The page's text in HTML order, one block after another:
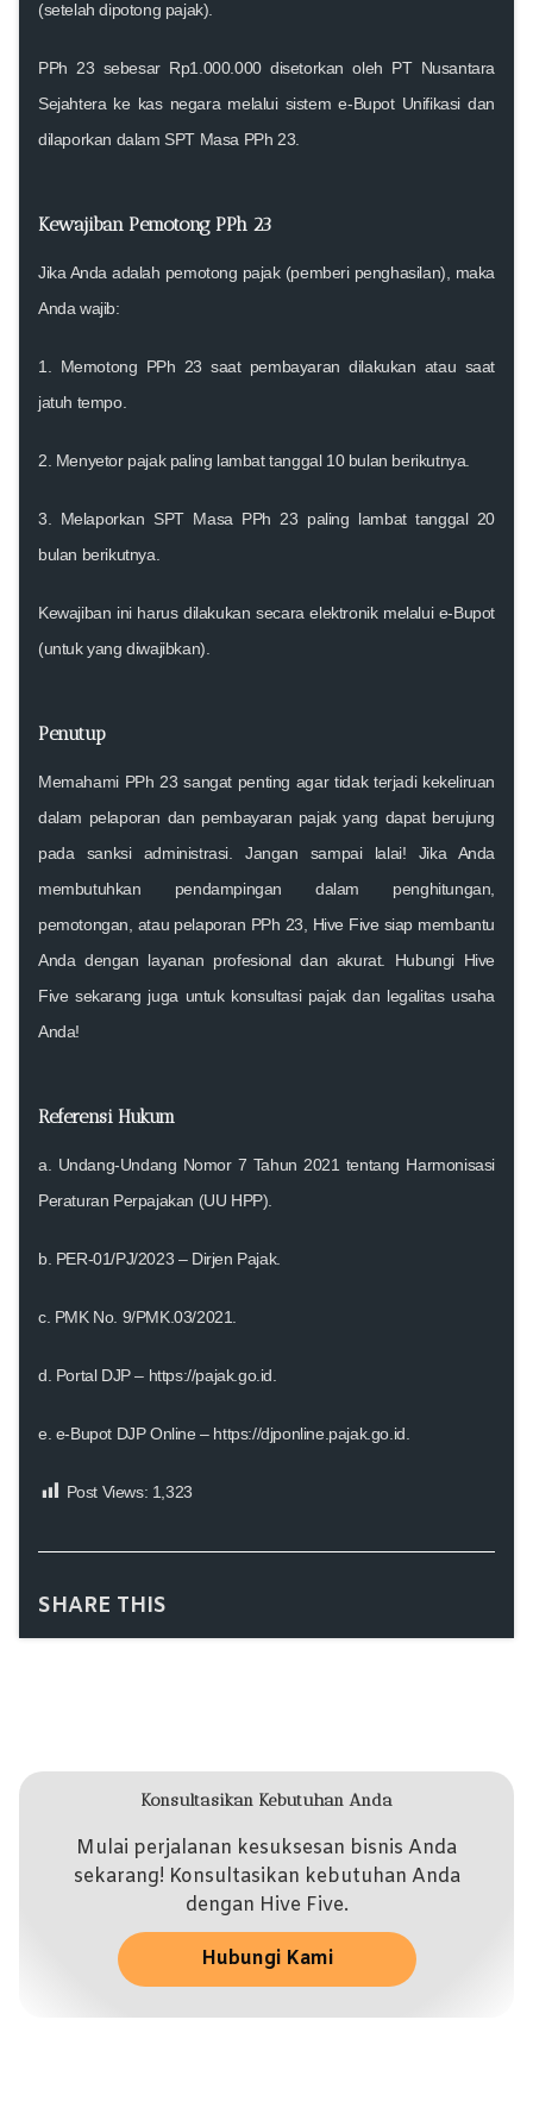
(setelah dipotong pajak).
PPh 23 sebesar Rp1.000.000 disetorkan oleh PT Nusantara
Sejahtera ke kas negara melalui sisteme-Bupot Unifikasi dan
dilaporkan dalam SPT Masa PPh 23
Kewajiban Pemotong PPh 23
Jika Anda adalah pemotong pajak (pemberi penghasilan), maka
Anda wajib:
1. Memotong PPh 23 saat pembayaran dilakukan atau saat
jatuh tempo.
2. Menyetor pajak paling lambat tanggal 10 bulan berikutnya
3. Melaporkan SPT Masa PPh 23 paling lambat tanggal 20
bulan berikutnya
Kewajiban ini harus dilakukan secaraelektronik melalui e-Bupot
(untuk yang diwajibkan).
Penutup
Memahami PPh 23 sangat penting agar tidak terjadi kekeliruan
dalam pelaporan dan pembayaran pajak yang dapat berujung
pada sanksi administrasi. Jangan sampai lalai! Jika Anda
membutuhkan pendampingan dalam penghitungan,
pemotongan, atau pelaporan PPh 23, Hive Five siap membantu
Anda dengan layanan profesional dan akurat. Hubungi Hive
Five sekarang juga untuk konsultasi pajak dan legalitas usaha
Anda!
Referensi Hukum
a. Undang-Undang Nomor 7 Tahun 2021 tentang Harmonisasi
Peraturan Perpajakan (UU HPP).
b. PER-01/PJ/2023 – Dirjen Pajak.
c. PMK No. 9/PMK.03/2021.
d. Portal DJP – https://pajak.go.id
e. e-Bupot DJP Online – https://djponline.pajak.go.id
Post Views: 1,323
SHARE THIS
Konsultasikan Kebutuhan Anda
Mulai perjalanan kesuksesan bisnis Anda
sekarang! Konsultasikan kebutuhan Anda
dengan Hive Five.
Hubungi Kami